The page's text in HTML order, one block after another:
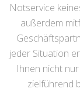
Notservice
außerdem
jeder Situation
Ihnen nicht
zielführend